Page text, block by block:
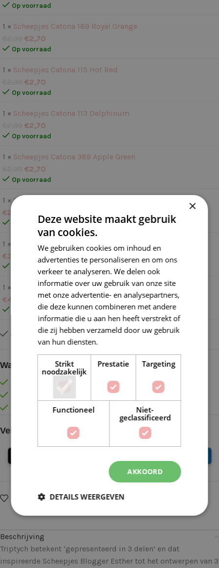
Op voorraad
1 × Scheepjes Catona 189 Royal Orange
€2,70
Op voorraad
1 × Scheepjes Catona 115 Hot Red
€2,70
Op voorraad
1 × Scheepjes Catona 113 Delphinum
€2,70
Op voorraad
1 × Scheepjes Catona 389 Apple Green
€2,70
Op voorraad
1 ×Metalen ring 015 cm
€2,25
Op voorraad
1 ×
Metalen ring 025 cm
€3,00
Op voorraad
1 ×
Metalen ring 040 cm
€4,00
Op voorraad
Op voorraad
Waarom kopen bij de Wolkast?
Lage verzendkosten vanaf € 4,99 binnen NL
Gratis verzonden vanaf €55,-
Vóór 16:30 besteld = Zelfde (werk)dag verzonden
Veilig online betalen
Op verlanglijstje Delen:
Beschrijving
Triptych betekent ‘gepresenteerd in 3 delen’ en dat
inspireerde Scheepjes Blogger Esther tot het ontwerpen van 3
×
Deze website maakt gebruik
van cookies.
We gebruiken cookies om inhoud en
advertenties te personaliseren en om ons
verkeer te analyseren. We delen ook
informatie over uw gebruik van onze site
met onze advertentie- en analysepartners,
die deze kunnen combineren met andere
informatie die u aan hen heeft verstrekt of
die zij hebben verzameld door uw gebruik
van hun diensten.
Strikt
noodzakelijk
Prestatie Targeting
Functioneel
Niet-
geclassificeerd
AKKOORD
DETAILS WEERGEVEN